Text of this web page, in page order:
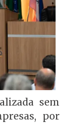
sem
por